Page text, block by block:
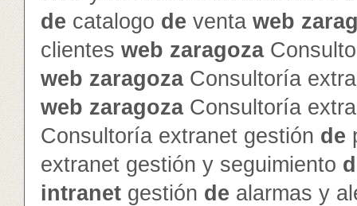
de catalogo de venta web
clientes web zaragoza
web zaragozaConsultoría
web zaragozaConsultoría
Consultoría extranet gestión de
extranet gestión y seguimiento
intranet gestión de alarmas y